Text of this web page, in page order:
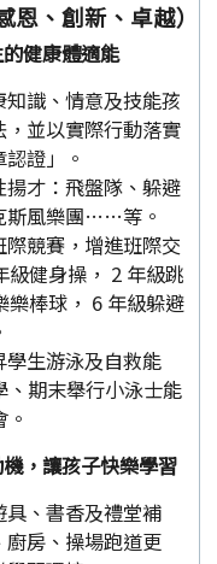
、創新、卓越）
健康體適能
識、情意及技能孩
並以實際行動落實
證」。
才：飛盤隊、躲避
斯風樂團……等。
競賽，增進班際交
級健身操， 2 年級跳
樂棒球， 6 年級躲避
生游泳及自救能
期末舉行小泳士能
，讓孩子快樂學習
、書香及禮堂補
房、操場跑道更